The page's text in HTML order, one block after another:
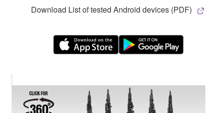
Download List of tested Android devices (PDF)